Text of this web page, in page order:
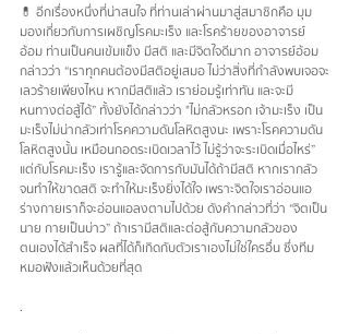
💊 อีกเรื่องหนึ่งที่น่าสนใจ ที่ท่านเล่าผ่านมาสู่สมาชิกคือ มุม
มองเกี่ยวกับการเผชิญโรคมะเร็ง และโรคร้ายของอาจารย์
อ้อม ท่านเป็นคนเข้มแข็ง มีสติ และมีจิตใจดีมาก อาจารย์อ้อม
กล่าวว่า “เราทุกคนต้องมีสติอยู่เสมอ ไม่ว่าสิ่งที่กำลังพบเจอจะ
เลวร้ายเพียงไหน หากมีสติแล้ว เราย่อมรู้เท่าทัน และจะมี
หนทางต่อสู้ได้” ทั้งยังได้กล่าวว่า "ไม่กลัวหรอก เจ้ามะเร็ง เป็น
มะเร็งไม่น่ากลัวเท่าโรคความดันโลหิตสูงนะ เพราะโรคความดัน
โลหิตสูงนั้น เหมือนกอดระเบิดเวลาไว้ ไม่รู้ว่าจะระเบิดเมื่อไหร่”
แต่กับโรคมะเร็ง เรารู้และจัดการกับมันได้ถ้ามีสติ หากเรากลัว
จนทำให้ขาดสติ จะทำให้มะเร็งยิ่งได้ใจ เพราะจิตใจเราอ่อนแอ
ร่างกายเราก็จะอ่อนแอลงตามไปด้วย ดังคำกล่าวที่ว่า “จิตเป็น
นาย กายเป็นบ่าว” ถ้าเรามีสติและต่อสู้กับความกลัวของ
ตนเองได้สำเร็จ ผลที่ได้ก็เกิดกับตัวเราเองไม่ใช่ใครอื่น ซึ่งทีม
หมอฟังแล้วเห็นด้วยที่สุด
.